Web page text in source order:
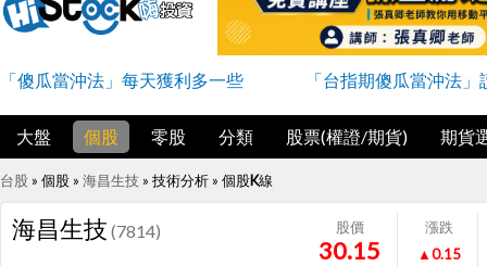
「傻瓜當沖法」每天獲利多一些 「台指期傻瓜當沖法
大盤 個股 零股 分類 股票(權證/期貨) 期貨
台股 » 個股 » 海昌生技 » 技術分析 » 個股K線
海昌生技 (7814) 股價
30.15
漲跌
▲0.15